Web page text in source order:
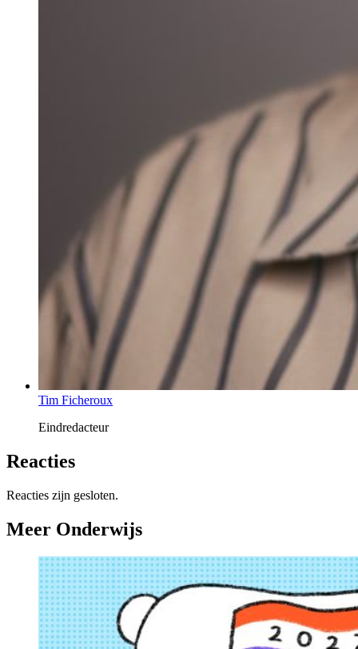
Tim Ficheroux
Eindredacteur
Reacties
Reacties zijn gesloten.
Meer Onderwijs